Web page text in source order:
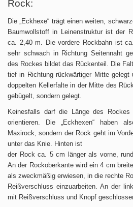
Rock:
Die „Eckhexe“ trägt einen weiten,
Baumwollstoff in Leinenstruktur ist der
ca. 2,40 m. Die vordere Rockbahn ist
sehr schwach in Richtung Seitennaht
des Rockes bildet das Rückenteil. Die
tief in Richtung rückwärtiger Mitte
doppelten Kellerfalte in der Mitte des
gebügelt, sondern gelegt.
Keinesfalls darf die Länge des
orientieren. Die „Eckhexen“ haben
Maxirock, sondern der Rock geht im
unter das Knie. Hinten ist
der Rock ca. 5 cm länger als vorne,
An der Rockoberkante wird ein 4 cm
als zweckmäßig erwiesen, in die rechte
Reißverschluss einzuarbeiten. An der
mit Reißverschluss und Knopf